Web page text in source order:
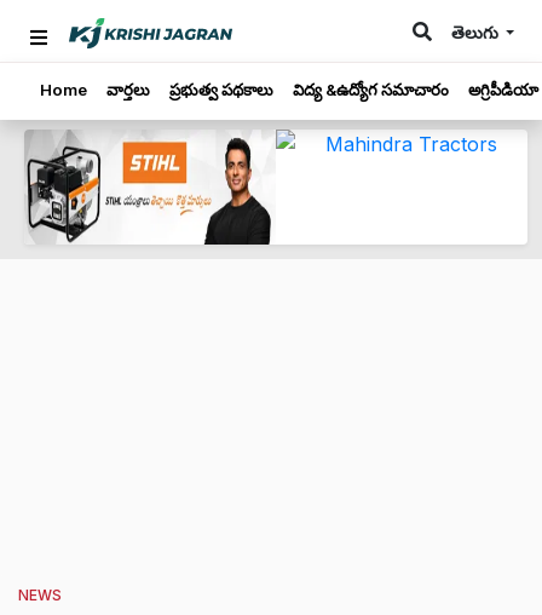
తెలుగు
Home వార్తలు ప్రభుత్వ పథకాలు విద్య &ఉద్యోగ సమాచారం అగ్రిపీడియా
NEWS